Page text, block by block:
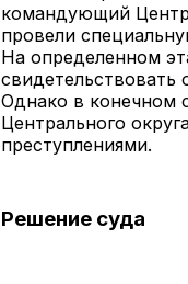
командующий
провели
На определенном
свидетельствовать
Однако в конечном
Центрального
преступлениями.
Решение суда